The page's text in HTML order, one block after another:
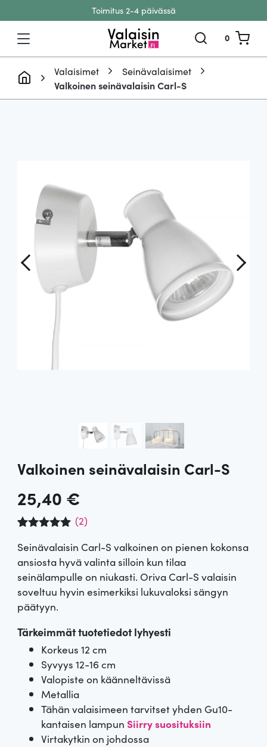
Toimitus 2-4 päivässä
Siirry sisältöön 0
Valaisimet
Seinävalaisimet
Valkoinen seinävalaisin Carl-S
Valkoinen seinävalaisin Carl-S
25,40 €
5:stä
perustuen
asiakkaan
arvotuksee
(2)
Seinävalaisin Carl-S valkoinen on pienen kokonsa
ansiosta hyvä valinta silloin kun tilaa
seinälampulle on niukasti. Oriva Carl-S valaisin
soveltuu hyvin esimerkiksi lukuvaloksi sängyn
päätyyn.
Tärkeimmät tuotetiedot lyhyesti
Korkeus 12 cm
Syvyys 12-16 cm
Valopiste on käänneltävissä
Metallia
Tähän valaisimeen tarvitset yhden Gu10-
kantaisen lampun Siirry suosituksiin
Virtakytkin on johdossa